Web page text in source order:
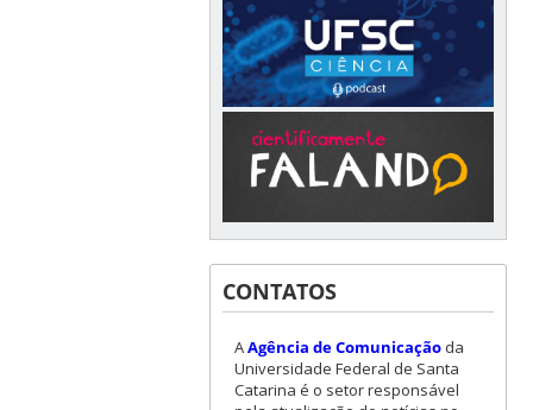
CONTATOS
AAgência de Comunicaçãoda
Universidade Federal de Santa
Catarina é o setor responsável